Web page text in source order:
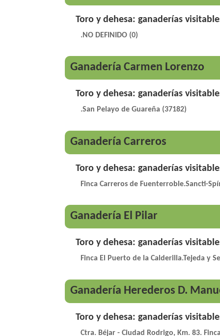
Toro y dehesa: ganaderías
.NO DEFINIDO (0)
Ganadería Carmen Lorenzo
Toro y dehesa: ganaderías
.San Pelayo de Guareña (37182)
Ganadería Carreros
Toro y dehesa: ganaderías
Finca Carreros de Fuenterroble.Sancti-
Ganadería El Pilar
Toro y dehesa: ganaderías
Finca El Puerto de la Calderilla.Tejeda y
Ganadería Herederos D.
Toro y dehesa: ganaderías
Ctra. Béjar - Ciudad Rodrigo, Km. 83.